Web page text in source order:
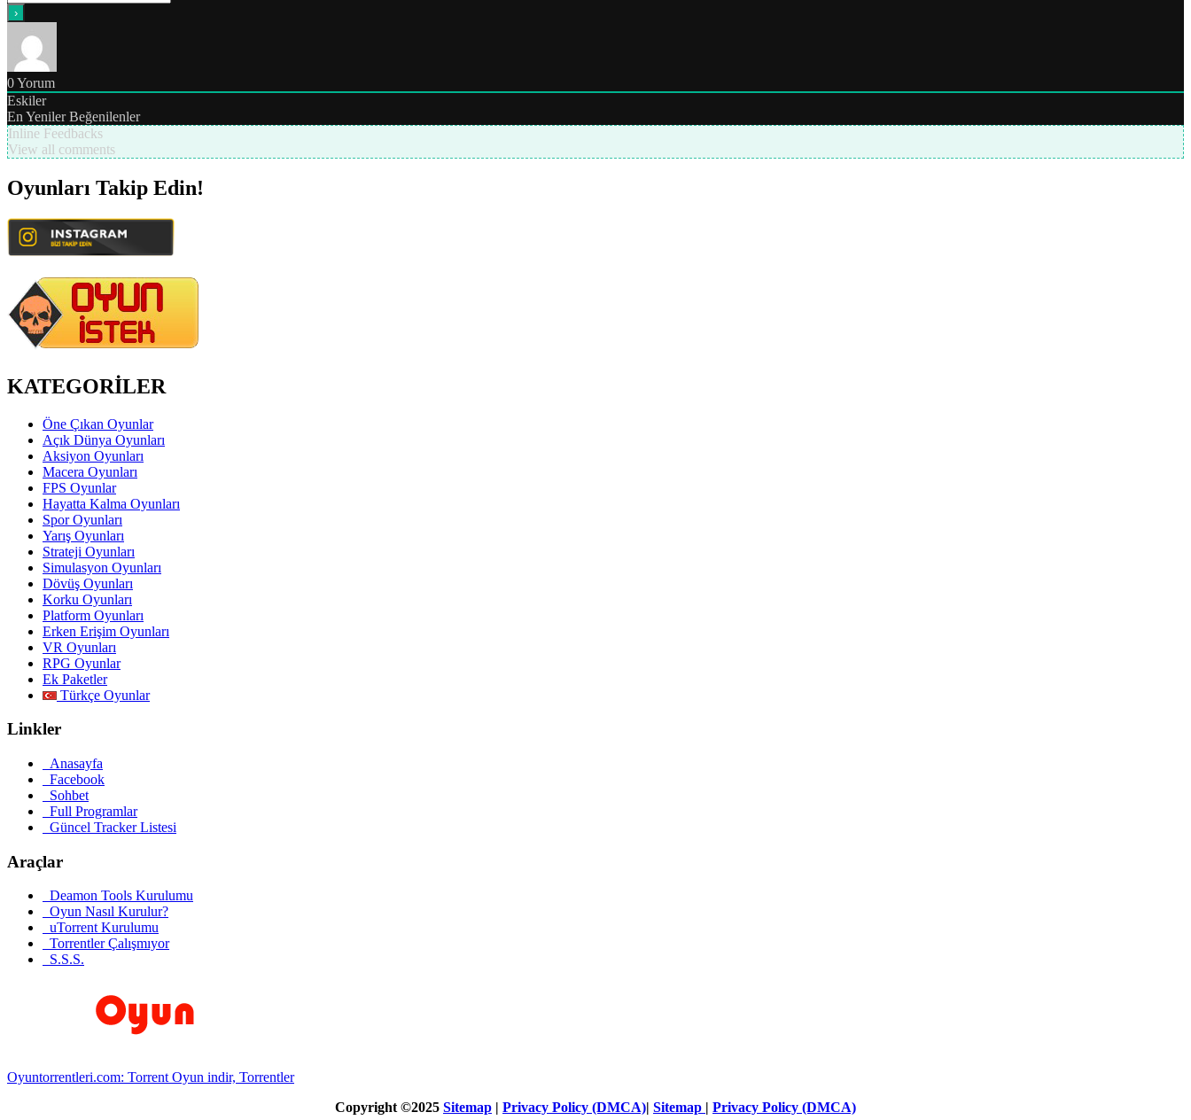
0Yorum
Eskiler
En Yeniler Beğenilenler
Inline Feedbacks
View all comments
Oyunları Takip Edin!
KATEGORİLER
Öne Çıkan Oyunlar
Açık Dünya Oyunları
Aksiyon Oyunları
Macera Oyunları
FPS Oyunlar
Hayatta Kalma Oyunları
Spor Oyunları
Yarış Oyunları
Strateji Oyunları
Simulasyon Oyunları
Dövüş Oyunları
Korku Oyunları
Platform Oyunları
Erken Erişim Oyunları
VR Oyunları
RPG Oyunlar
Ek Paketler
Türkçe Oyunlar
Linkler
Anasayfa
Facebook
Sohbet
Full Programlar
Güncel Tracker Listesi
Araçlar
Deamon Tools Kurulumu
Oyun Nasıl Kurulur?
uTorrent Kurulumu
Torrentler Çalışmıyor
S.S.S.
Oyuntorrentleri.com: Torrent Oyun indir, Torrentler
Copyright ©2025 Sitemap | Privacy Policy (DMCA)| Sitemap | Privacy Policy (DMCA)